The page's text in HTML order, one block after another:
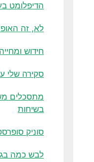
הדיפלומט
לא, זה
חידוש ומחייה
סקירה שלי
מתסכלים
בשיחות
סוניק
לבש כמה